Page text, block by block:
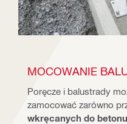
MOCOWANIE
Poręcze i balustrady
zamocować zarówno
wkręcanych do betonu